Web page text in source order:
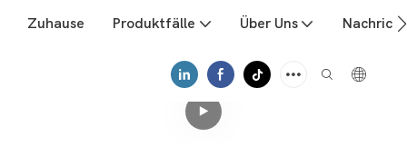
Zuhause Produktfälle Über Uns